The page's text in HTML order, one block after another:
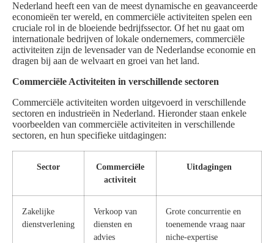
Nederland heeft een van de meest dynamische en geavanceerde
economieën ter wereld, en commerciële activiteiten spelen een
cruciale rol in de bloeiende bedrijfssector. Of het nu gaat om
internationale bedrijven of lokale ondernemers, commerciële
activiteiten zijn de levensader van de Nederlandse economie en
dragen bij aan de welvaart en groei van het land.
Commerciële Activiteiten in verschillende sectoren
Commerciële activiteiten worden uitgevoerd in verschillende
sectoren en industrieën in Nederland. Hieronder staan enkele
voorbeelden van commerciële activiteiten in verschillende
sectoren, en hun specifieke uitdagingen:
Sector
Commerciële
activiteit
Uitdagingen
Zakelijke
dienstverlening
Verkoop van
diensten en
advies
Grote concurrentie en
toenemende vraag naar
niche-expertise